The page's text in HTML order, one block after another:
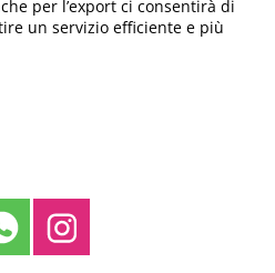
per l’export ci consentirà di
un servizio efficiente e più